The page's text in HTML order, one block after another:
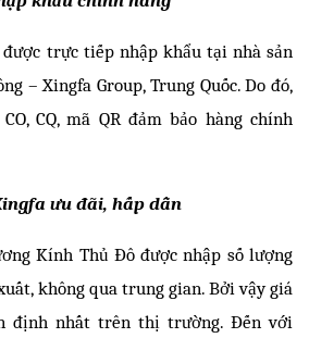
được trực tiếp nhập khẩu tại nhà sản
– Xingfa Group, Trung Quốc. Do đó,
CQ, mã QR đảm bảo hàng chính
ưu đãi, hấp dẫn
Kính Thủ Đô được nhập số lượng
không qua trung gian. Bởi vậy giá
định nhất trên thị trường. Đến với